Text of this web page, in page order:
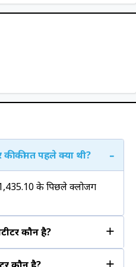
कीमत पहले क्या थी? -
के पिछले क्लोजिंग
कौन है? +